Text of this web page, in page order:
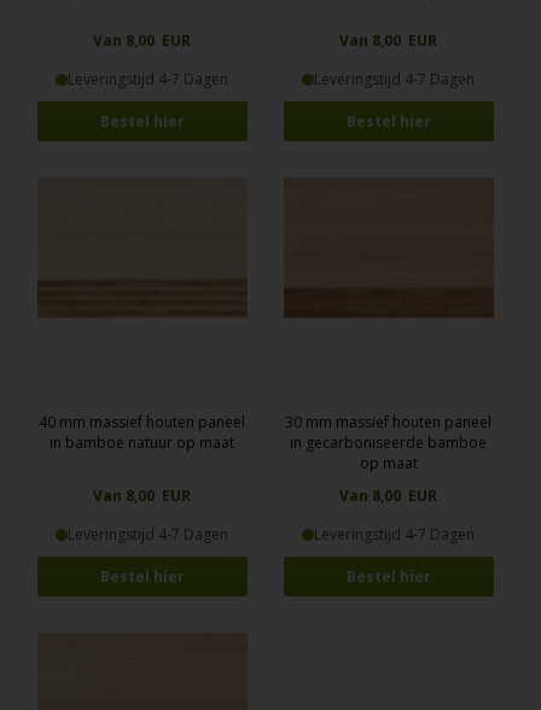
Van 8,00 EUR
Leveringstijd 4-7 Dagen
Bestel hier
Van 8,00 EUR
Leveringstijd 4-7 Dagen
Bestel hier
40 mm massief houten paneel
in bamboe natuur op maat
Van 8,00 EUR
Leveringstijd 4-7 Dagen
Bestel hier
30 mm massief houten paneel
in gecarboniseerde bamboe
op maat
Van 8,00 EUR
Leveringstijd 4-7 Dagen
Bestel hier